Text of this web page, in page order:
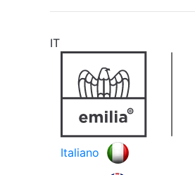
IT
Italiano